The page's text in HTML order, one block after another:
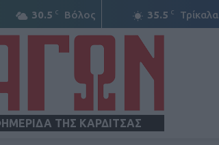
30.5 C Βόλος 35.5 C Τρίκαλα
ΤΗΣ ΚΑΡΔΙΤΣΑΣ